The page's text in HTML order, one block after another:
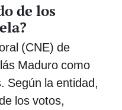
de los
(CNE) de
Maduro como
Según la entidad,
los votos,